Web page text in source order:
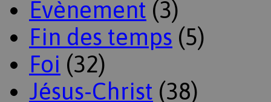
Évènement (3)
Fin des temps (5)
Foi (32)
Jésus-Christ (38)